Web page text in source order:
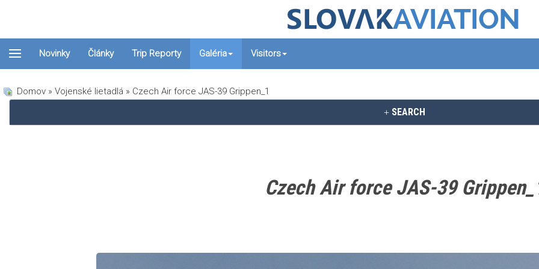
Novinky Články Trip Reporty Galéria Visitors
Domov » Vojenské lietadlá » Czech Air force JAS-39 Grippen_1
SEARCH
Czech Air force JAS-39